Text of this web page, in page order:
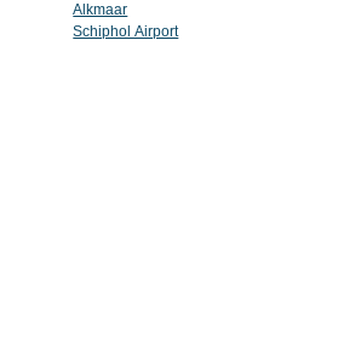
Alkmaar
Schiphol Airport